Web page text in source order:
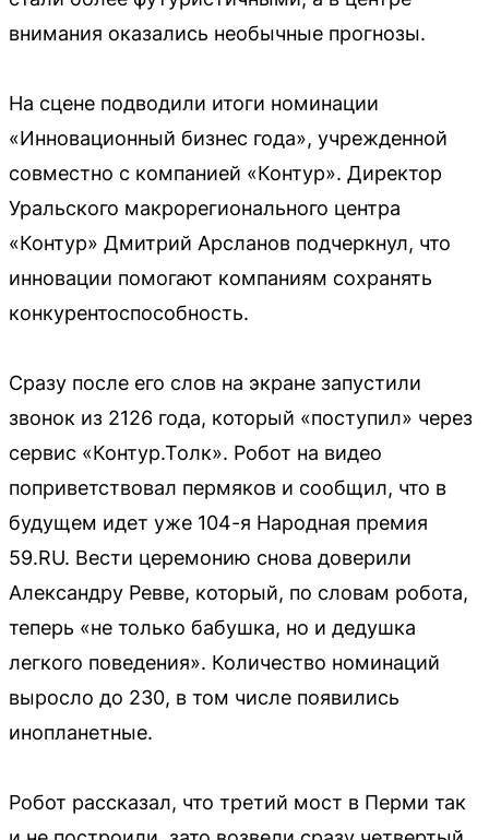
внимания оказались необычные прогнозы.
На сцене подводили итоги номинации
«Инновационный бизнес года», учрежденной
совместно с компанией «Контур». Директор
Уральского макрорегионального центра
«Контур» Дмитрий Арсланов подчеркнул, что
инновации помогают компаниям сохранять
конкурентоспособность.
Сразу после его слов на экране запустили
звонок из 2126 года, который «поступил» через
сервис «Контур.Толк». Робот на видео
поприветствовал пермяков и сообщил, что в
будущем идет уже 104-я Народная премия
59.RU. Вести церемонию снова доверили
Александру Ревве, который, по словам робота,
теперь «не только бабушка, но и дедушка
легкого поведения». Количество номинаций
выросло до 230, в том числе появились
инопланетные.
Робот рассказал, что третий мост в Перми так